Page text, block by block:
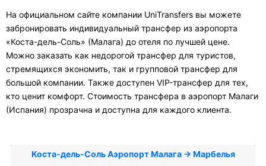
На официальном сайте компании UniTransfers вы можете
забронировать индивидуальный трансфер из аэропорта
«Коста-дель-Соль» (Малага) до отеля по лучшей цене.
Можно заказать как недорогой трансфер для туристов,
стремящихся экономить, так и групповой трансфер для
большой компании. Также доступен VIP-трансфер для тех,
кто ценит комфорт. Стоимость трансфера в аэропорт Малаги
(Испания) прозрачна и доступна для каждого клиента.
Коста-дель-Соль Аэропорт Малага → Марбелья